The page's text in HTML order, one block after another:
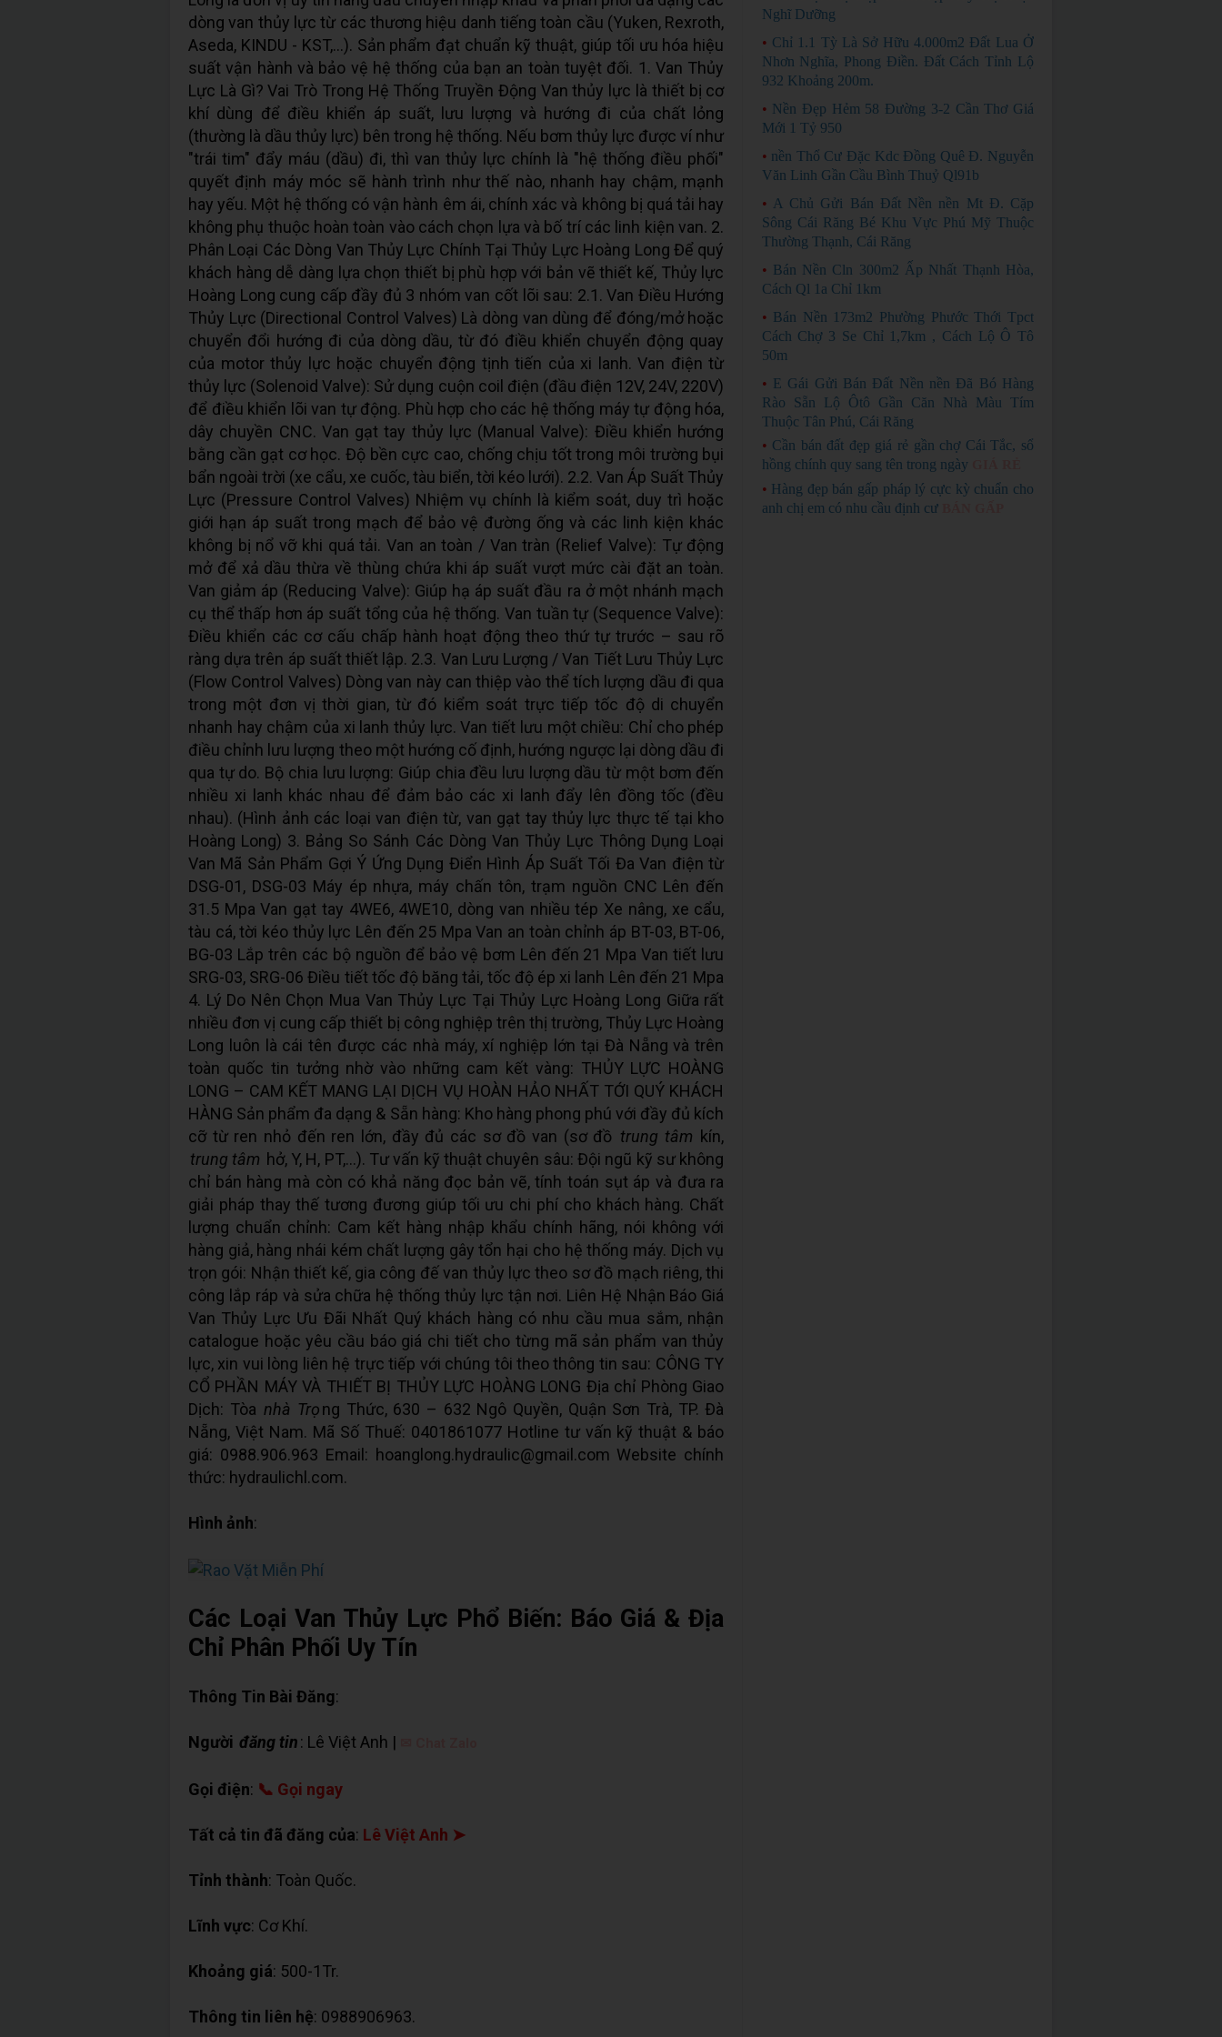
dòng van thủy lực từ các thương hiệu danh tiếng toàn cầu (Yuken, Rexroth,
Aseda, KINDU - KST,...). Sản phẩm đạt chuẩn kỹ thuật, giúp tối ưu hóa hiệu
suất vận hành và bảo vệ hệ thống của bạn an toàn tuyệt đối. 1. Van Thủy
Lực Là Gì? Vai Trò Trong Hệ Thống Truyền Động Van thủy lực là thiết bị cơ
khí dùng để điều khiển áp suất, lưu lượng và hướng đi của chất lỏng
(thường là dầu thủy lực) bên trong hệ thống. Nếu bơm thủy lực được ví như
"trái tim" đẩy máu (dầu) đi, thì van thủy lực chính là "hệ thống điều phối"
quyết định máy móc sẽ hành trình như thế nào, nhanh hay chậm, mạnh
hay yếu. Một hệ thống có vận hành êm ái, chính xác và không bị quá tải hay
không phụ thuộc hoàn toàn vào cách chọn lựa và bố trí các linh kiện van. 2.
Phân Loại Các Dòng Van Thủy Lực Chính Tại Thủy Lực Hoàng Long Để quý
khách hàng dễ dàng lựa chọn thiết bị phù hợp với bản vẽ thiết kế, Thủy lực
Hoàng Long cung cấp đầy đủ 3 nhóm van cốt lõi sau: 2.1. Van Điều Hướng
Thủy Lực (Directional Control Valves) Là dòng van dùng để đóng/mở hoặc
chuyển đổi hướng đi của dòng dầu, từ đó điều khiển chuyển động quay
của motor thủy lực hoặc chuyển động tịnh tiến của xi lanh. Van điện từ
thủy lực (Solenoid Valve): Sử dụng cuộn coil điện (đầu điện 12V, 24V, 220V)
để điều khiển lõi van tự động. Phù hợp cho các hệ thống máy tự động hóa,
dây chuyền CNC. Van gạt tay thủy lực (Manual Valve): Điều khiển hướng
bằng cần gạt cơ học. Độ bền cực cao, chống chịu tốt trong môi trường bụi
bẩn ngoài trời (xe cẩu, xe cuốc, tàu biển, tời kéo lưới). 2.2. Van Áp Suất Thủy
Lực (Pressure Control Valves) Nhiệm vụ chính là kiểm soát, duy trì hoặc
giới hạn áp suất trong mạch để bảo vệ đường ống và các linh kiện khác
không bị nổ vỡ khi quá tải. Van an toàn / Van tràn (Relief Valve): Tự động
mở để xả dầu thừa về thùng chứa khi áp suất vượt mức cài đặt an toàn.
Van giảm áp (Reducing Valve): Giúp hạ áp suất đầu ra ở một nhánh mạch
cụ thể thấp hơn áp suất tổng của hệ thống. Van tuần tự (Sequence Valve):
Điều khiển các cơ cấu chấp hành hoạt động theo thứ tự trước – sau rõ
ràng dựa trên áp suất thiết lập. 2.3. Van Lưu Lượng / Van Tiết Lưu Thủy Lực
(Flow Control Valves) Dòng van này can thiệp vào thể tích lượng dầu đi qua
trong một đơn vị thời gian, từ đó kiểm soát trực tiếp tốc độ di chuyển
nhanh hay chậm của xi lanh thủy lực. Van tiết lưu một chiều: Chỉ cho phép
điều chỉnh lưu lượng theo một hướng cố định, hướng ngược lại dòng dầu đi
qua tự do. Bộ chia lưu lượng: Giúp chia đều lưu lượng dầu từ một bơm đến
nhiều xi lanh khác nhau để đảm bảo các xi lanh đẩy lên đồng tốc (đều
nhau). (Hình ảnh các loại van điện từ, van gạt tay thủy lực thực tế tại kho
Hoàng Long) 3. Bảng So Sánh Các Dòng Van Thủy Lực Thông Dụng Loại
Van Mã Sản Phẩm Gợi Ý Ứng Dụng Điển Hình Áp Suất Tối Đa Van điện từ
DSG-01, DSG-03 Máy ép nhựa, máy chấn tôn, trạm nguồn CNC Lên đến
31.5 Mpa Van gạt tay 4WE6, 4WE10, dòng van nhiều tép Xe nâng, xe cẩu,
tàu cá, tời kéo thủy lực Lên đến 25 Mpa Van an toàn chỉnh áp BT-03, BT-06,
BG-03 Lắp trên các bộ nguồn để bảo vệ bơm Lên đến 21 Mpa Van tiết lưu
SRG-03, SRG-06 Điều tiết tốc độ băng tải, tốc độ ép xi lanh Lên đến 21 Mpa
4. Lý Do Nên Chọn Mua Van Thủy Lực Tại Thủy Lực Hoàng Long Giữa rất
nhiều đơn vị cung cấp thiết bị công nghiệp trên thị trường, Thủy Lực Hoàng
Long luôn là cái tên được các nhà máy, xí nghiệp lớn tại Đà Nẵng và trên
toàn quốc tin tưởng nhờ vào những cam kết vàng: THỦY LỰC HOÀNG
LONG – CAM KẾT MANG LẠI DỊCH VỤ HOÀN HẢO NHẤT TỚI QUÝ KHÁCH
HÀNG Sản phẩm đa dạng & Sẵn hàng: Kho hàng phong phú với đầy đủ kích
cỡ từ ren nhỏ đến ren lớn, đầy đủ các sơ đồ van (sơ đồ trung tâm kín,
trung tâm hở, Y, H, PT,...). Tư vấn kỹ thuật chuyên sâu: Đội ngũ kỹ sư không
chỉ bán hàng mà còn có khả năng đọc bản vẽ, tính toán sụt áp và đưa ra
giải pháp thay thế tương đương giúp tối ưu chi phí cho khách hàng. Chất
lượng chuẩn chỉnh: Cam kết hàng nhập khẩu chính hãng, nói không với
hàng giả, hàng nhái kém chất lượng gây tổn hại cho hệ thống máy. Dịch vụ
trọn gói: Nhận thiết kế, gia công đế van thủy lực theo sơ đồ mạch riêng, thi
công lắp ráp và sửa chữa hệ thống thủy lực tận nơi. Liên Hệ Nhận Báo Giá
Van Thủy Lực Ưu Đãi Nhất Quý khách hàng có nhu cầu mua sắm, nhận
catalogue hoặc yêu cầu báo giá chi tiết cho từng mã sản phẩm van thủy
lực, xin vui lòng liên hệ trực tiếp với chúng tôi theo thông tin sau: CÔNG TY
CỔ PHẦN MÁY VÀ THIẾT BỊ THỦY LỰC HOÀNG LONG Địa chỉ Phòng Giao
Dịch: Tòa nhà Trọng Thức, 630 – 632 Ngô Quyền, Quận Sơn Trà, TP. Ðà
Nẵng, Việt Nam. Mã Số Thuế: 0401861077 Hotline tư vấn kỹ thuật & báo
giá: 0988.906.963 Email: hoanglong.hydraulic@gmail.com Website chính
thức: hydraulichl.com.
Hình ảnh:
Các Loại Van Thủy Lực Phổ Biến: Báo Giá & Địa
Chỉ Phân Phối Uy Tín
Thông Tin Bài Đăng:
Người đăng tin: Lê Việt Anh |
Gọi điện: 📞 Gọi ngay
Tất cả tin đã đăng của: Lê Việt Anh ➤
Tỉnh thành: Toàn Quốc.
Lĩnh vực: Cơ Khí.
Khoảng giá: 500-1Tr.
Thông tin liên hệ: 0988906963.
Nghĩ Dưỡng
• Chỉ 1.1 Tỳ Là Sở Hữu 4.000m2 Đất Lua Ở
Nhơn Nghĩa, Phong Điền. Đất Cách Tỉnh Lộ
932 Khoảng 200m.
• Nền Đẹp Hẻm 58 Đường 3-2 Cần Thơ Giá
Mới 1 Tỷ 950
• nền Thổ Cư Đặc Kdc Đồng Quê Đ. Nguyễn
Văn Linh Gần Cầu Bình Thuỷ Ql91b
• A Chủ Gửi Bán Đất Nền nền Mt Đ. Cặp
Sông Cái Răng Bé Khu Vực Phú Mỹ Thuộc
Thường Thạnh, Cái Răng
• Bán Nền Cln 300m2 Ấp Nhất Thạnh Hòa,
Cách Ql 1a Chỉ 1km
• Bán Nền 173m2 Phường Phước Thới Tpct
Cách Chợ 3 Se Chỉ 1,7km , Cách Lộ Ô Tô
50m
• E Gái Gửi Bán Đất Nền nền Đã Bó Hàng
Rào Sẵn Lộ Ôtô Gần Căn Nhà Màu Tím
Thuộc Tân Phú, Cái Răng
• Cần bán đất đẹp giá rẻ gần chợ Cái Tắc, sổ
hồng chính quy sang tên trong ngày
• Hàng đẹp bán gấp pháp lý cực kỳ chuẩn cho
anh chị em có nhu cầu định cư